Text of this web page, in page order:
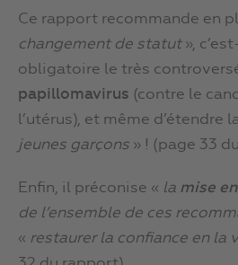
Ce rapport recommande en
changement de statut»,
obligatoire le très
papillomavirus (contre le
l’utérus), et même d’étendre
jeunes garçons » ! (page 33
Enfin, il préconise « la mise
de l’ensemble de ces
« restaurer la confiance en la